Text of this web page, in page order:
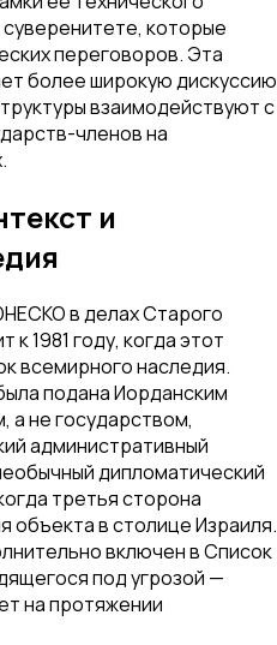
которые
переговоров. Эта
более широкую дискуссию
взаимодействуют с
членов на
и
в делах Старого
1981 году, когда этот
всемирного наследия.
подана Иорданским
а не государством,
административный
дипломатический
третья сторона
объекта в столице Израиля.
включен в Список
под угрозой —
на протяжении